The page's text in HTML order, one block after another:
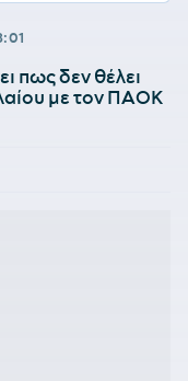
πως δεν θέλει
με τον ΠΑΟΚ